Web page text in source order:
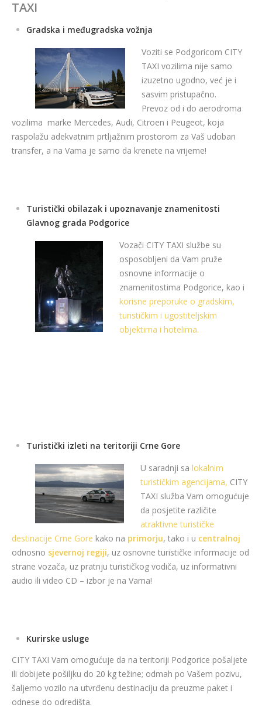
TAXI
Gradska i međugradska vožnja
Voziti se Podgoricom CITY
TAXI vozilima nije samo
izuzetno ugodno, već je i
sasvim pristupačno.
Prevoz od i do aerodroma
vozilima marke Mercedes, Audi, Citroen i Peugeot, koja
raspolažu adekvatnim prtljažnim prostorom za Vaš udoban
transfer, a na Vama je samo da krenete na vrijeme!
Turistički obilazak i upoznavanje znamenitosti
Glavnog grada Podgorice
Vozači CITY TAXI službe su
osposobljeni da Vam pruže
osnovne informacije o
znamenitostima Podgorice, kao i
korisne preporuke o gradskim,
turističkim i ugostiteljskim
objektima i hotelima.
Turistički izleti na teritoriji Crne Gore
U saradnji sa lokalnim
turističkim agencijama, CITY
TAXI služba Vam omogućuje
da posjetite različite
atraktivne turističke
destinacije Crne Gore kako na primorju, tako i u centralnoj
odnosno sjevernoj regiji, uz osnovne turističke informacije od
strane vozača, uz pratnju turističkog vodiča, uz informativni
audio ili video CD – izbor je na Vama!
Kurirske usluge
CITY TAXI Vam omogućuje da na teritoriji Podgorice pošaljete
ili dobijete pošiljku do 20 kg težine; odmah po Vašem pozivu,
šaljemo vozilo na utvrđenu destinaciju da preuzme paket i
odnese do odredišta.